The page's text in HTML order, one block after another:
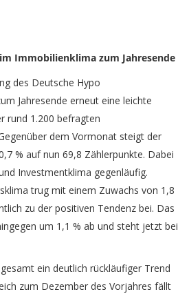
Immobilienklima zum Jahresende
des Deutsche Hypo
Jahresende erneut eine leichte
rund 1.200 befragten
dem Vormonat steigt der
% auf nun 69,8 Zählerpunkte. Dabei
Investmentklima gegenläufig.
trug mit einem Zuwachs von 1,8
zu der positiven Tendenz bei. Das
um 1,1 % ab und steht jetzt bei
ein deutlich rückläufiger Trend
zum Dezember des Vorjahres fällt